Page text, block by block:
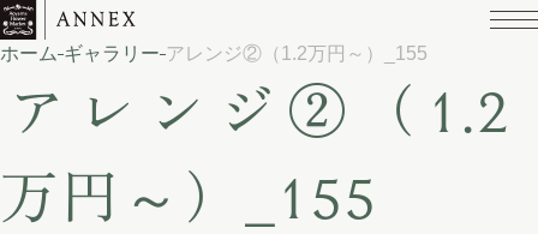
ホーム ギャラリー ​アレンジ②（1.2万円～）_155
​アレンジ②（1.2
万円～）_155